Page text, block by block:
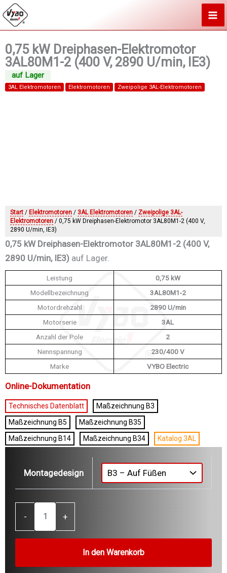
Zum
Inhalt
0,75 kW Dreiphasen-Elektromotor
3AL80M1-2 (400 V, 2890 U/min, IE3)
3AL Elektromotoren Elektromotoren Zweipolige 3AL-Elektromotoren
Start / Elektromotoren / 3AL Elektromotoren / Zweipolige 3AL-
Elektromotoren / 0,75 kW Dreiphasen-Elektromotor 3AL80M1-2 (400 V,
2890 U/min, IE3)
0,75 kW Dreiphasen-Elektromotor 3AL80M1-2 (400 V,
2890 U/min, IE3) auf Lager.
Leistung
0,75 kW
Modellbezeichnung
3AL80M1-2
Motordrehzahl
2890 U/min
Motorserie
3AL
Anzahl der Pole
2
Nennspannung
230/400 V
Marke
VYBO Electric
Online-Dokumentation
Technisches Datenblatt
Maßzeichnung B3
Maßzeichnung B5
Maßzeichnung B35
Maßzeichnung B14
Maßzeichnung B34 Katalog 3AL
Montagedesign
-
Elektromotor
(400
+
In den Warenkorb